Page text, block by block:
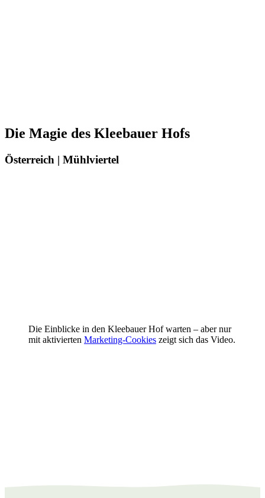
Die Magie des Kleebauer Hofs
Österreich | Mühlviertel
⋯
Die Einblicke in den Kleebauer Hof warten – aber nur
mit aktivierten Marketing-Cookies zeigt sich das Video.